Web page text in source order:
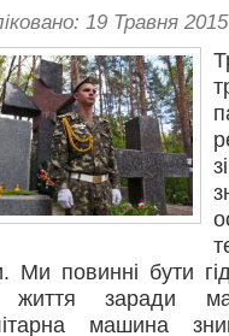
19 Травня 2015
Ми повинні бути
життя заради
машина